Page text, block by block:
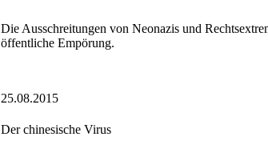
Die Ausschreitungen von Neonazis und
öffentliche Empörung.
25.08.2015
Der chinesische Virus